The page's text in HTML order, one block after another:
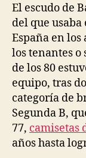
El escudo de
del que
España en los
los tenantes o
de los 80
equipo, tras
categoría de
Segunda B,
77, camisetas
años hasta